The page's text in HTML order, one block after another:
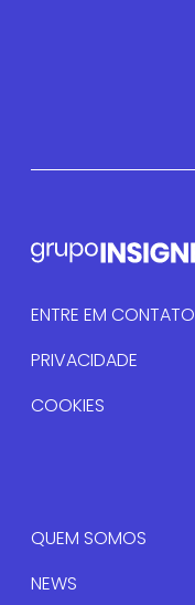
ENTRE EM CONTATO
PRIVACIDADE
COOKIES
QUEM SOMOS
NEWS